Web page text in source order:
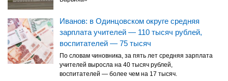
Иванов: в Одинцовском округе средняя
зарплата учителей — 110 тысяч рублей,
воспитателей — 75 тысяч
По словам чиновника, за пять лет средняя зарплата
учителей выросла на 40 тысяч рублей,
воспитателей — более чем на 17 тысяч.